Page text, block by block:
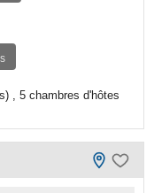
, 5 chambres d'hôtes